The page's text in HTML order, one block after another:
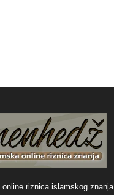
online riznica islamskog znanja